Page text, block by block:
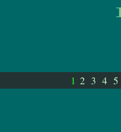
1 2 3 4 5